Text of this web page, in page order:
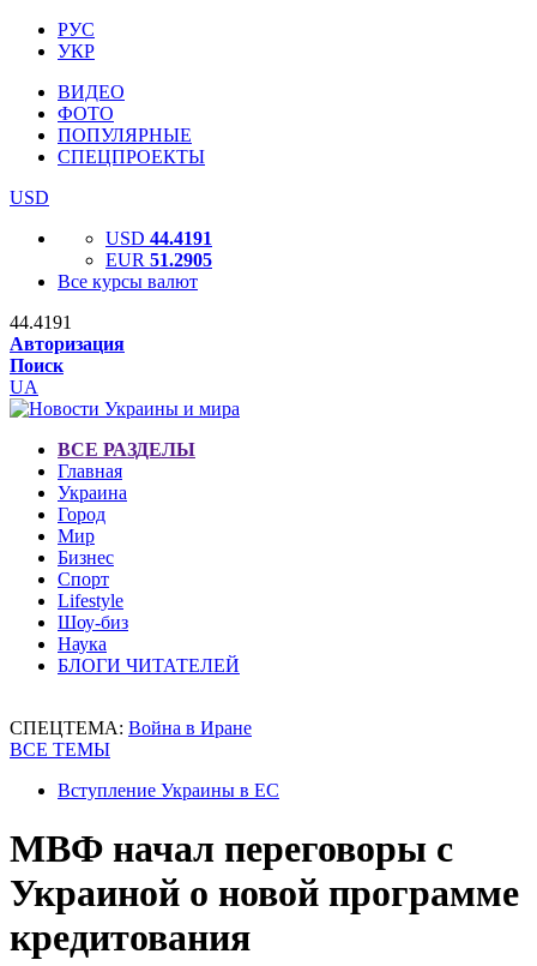
РУС
УКР
ВИДЕО
ФОТО
ПОПУЛЯРНЫЕ
СПЕЦПРОЕКТЫ
USD
USD 44.4191
EUR 51.2905
Все курсы валют
44.4191
Авторизация
Поиск
UA
ВСЕ РАЗДЕЛЫ
Главная
Украина
Город
Мир
Бизнес
Спорт
Lifestyle
Шоу-биз
Наука
БЛОГИ ЧИТАТЕЛЕЙ
СПЕЦТЕМА: Война в Иране
ВСЕ ТЕМЫ
Вступление Украины в ЕС
МВФ начал переговоры с
Украиной о новой программе
кредитования